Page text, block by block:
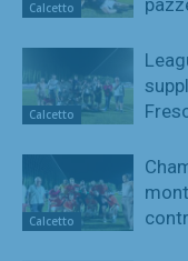
Calcetto
Calcetto
Calcetto